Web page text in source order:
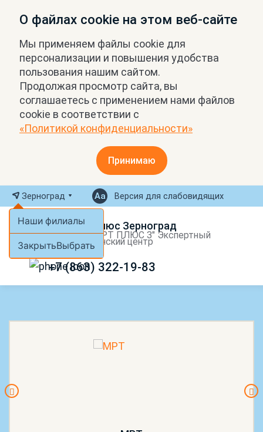
О файлах cookie на этом веб-сайте
Мы применяем файлы cookie для
персонализации и повышения удобства
пользования нашим сайтом.
Продолжая просмотр сайта, вы
соглашаетесь с применением нами файлов
cookie в соответствии с
«Политикой конфиденциальности»
Принимаю
Зерноград
Наши филиалы
ЗакрытьВыбрать
Версия для слабовидящих
МРТ Плюс Зерноград
ООО "МРТ ПЛЮС З" Экспертный
медицинский центр
+7 (863) 322-19-83